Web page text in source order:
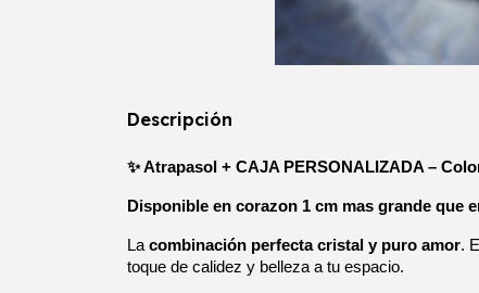
Descripción
✨ Atrapasol + CAJA PERSONALIZADA –
Disponible en corazon 1 cm mas grande que
La combinación perfecta cristal y puro amor. E
toque de calidez y belleza a tu espacio.